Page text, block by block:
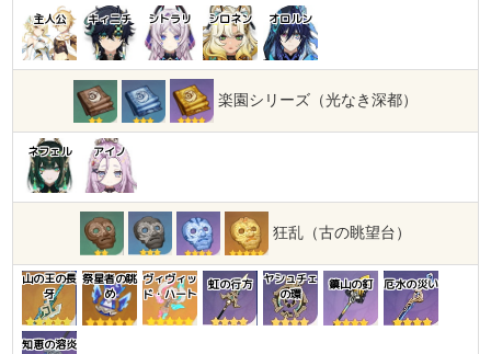
主人公 キィニチ シトラリ シロネン オロルン
楽園シリーズ（光なき深都）
ネフェル アイノ
狂乱（古の眺望台）
山の王の長
牙
祭星者の眺
め
ヴィヴィッ
ド・ハート
虹の行方
ヤシュチェ
の環
鎮山の釘 厄水の災い
知恵の溶炎